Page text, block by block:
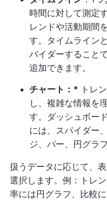
時間に対して測定
レンドや活動期間
す。タイムライン
バイダーすること
追加できます。
チャート：* トレ
し、複雑な情報を
す。ダッシュボー
には、スパイダー
ジ、バー、円グラ
扱うデータに応じて、
選択します。例：トレ
率には円グラフ、比較